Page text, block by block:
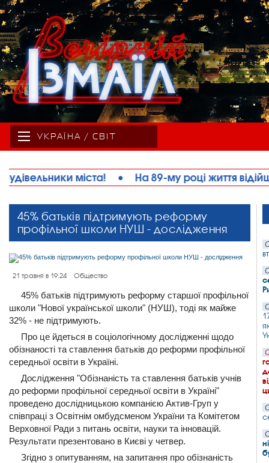
УКРАЇНА / СВІТ
му році життя відійшов у вічність Михайло
45% батьків підтримують реформу
профільної школи НУШ - дослідження
21 травня в 19:24 Общество
45% батьків підтримують реформу старшої профільної
школи "Нової української школи" (НУШ), тоді як майже
32% - не підтримують.
Про це йдеться в соціологічному дослідженні щодо
обізнаності та ставлення батьків до реформи профільної
середньої освіти в Україні.
Дослідження "Обізнаність та ставлення батьків учнів
до реформи профільної середньої освіти в Україні"
проведено дослідницькою компанією Актив-Груп у
співпраці з Освітнім омбудсменом України та Комітетом
Верховної Ради з питань освіти, науки та інновацій.
Результати презентовано в Києві у четвер.
Згідно з опитуванням, на запитання про обізнаність